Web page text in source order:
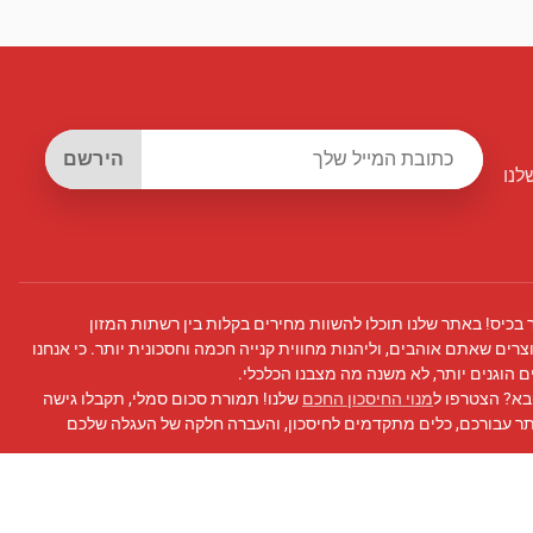
הירשם
בכיס! באתר שלנו תוכלו להשוות מחירים בקלות בין רשתות המזון
שאתם אוהבים, וליהנות מחווית קנייה חכמה וחסכונית יותר. כי אנחנו
הוגנים יותר, לא משנה מה מצבנו הכלכלי.
הצטרפו למנוי החיסכון החכם שלנו! תמורת סכום סמלי, תקבלו גישה
עבורכם, כלים מתקדמים לחיסכון, והעברה חלקה של העגלה שלכם